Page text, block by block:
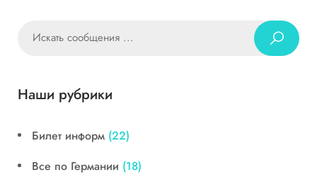
Наши рубрики
Билет информ (22)
Все по Германии (18)